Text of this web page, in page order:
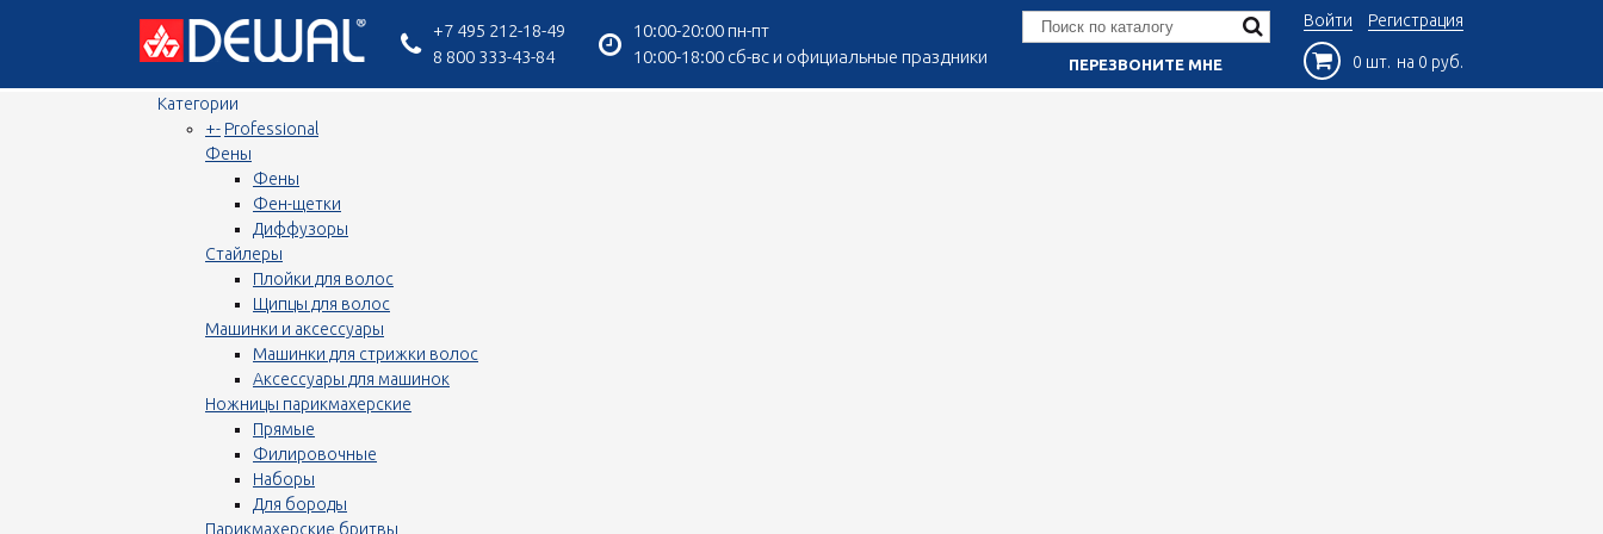
+7 495 212-18-49
8 800 333-43-84
10:00-20:00 пн-пт
10:00-18:00 сб-вс и официальные праздники
ПЕРЕЗВОНИТЕ МНЕ
Войти Регистрация
0 шт. на 0 руб.
Категории
+- Professional
Фены
Фены
Фен-щетки
Диффузоры
Стайлеры
Плойки для волос
Щипцы для волос
Машинки и аксессуары
Машинки для стрижки волос
Аксессуары для машинок
Ножницы парикмахерские
Прямые
Филировочные
Наборы
Для бороды
Парикмахерские бритвы